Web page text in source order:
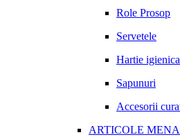
Role Prosop
Servetele
Hartie igienica
Sapunuri
Accesorii
ARTICOLE